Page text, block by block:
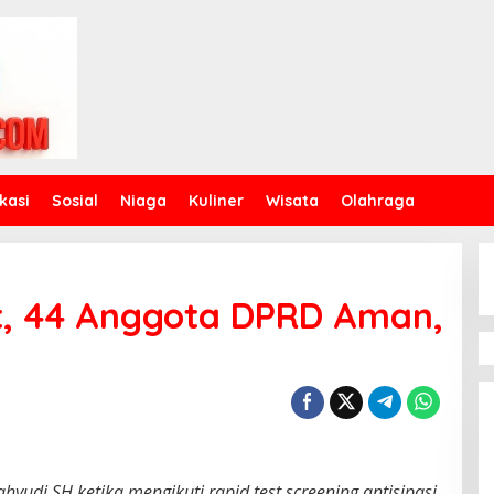
Sosial Niaga Kuliner Wisata Olahraga
44 Anggota DPRD Aman,